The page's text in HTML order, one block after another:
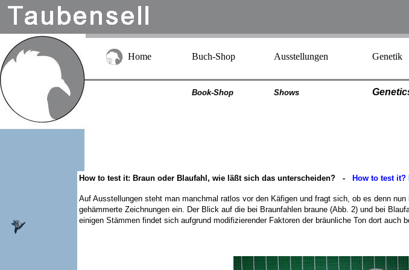
Home Buch-Shop Ausstellungen Genetik
Book-Shop Shows
How to test it: Braun oder Blaufahl, wie läßt sich das unterscheiden? - How to test
Auf Ausstellungen steht man manchmal ratlos vor den Käfigen und fragt sich, ob es denn
gehämmerte Zeichnungen ein. Der Blick auf die bei Braunfahlen braune (Abb. 2) und bei
einigen Stämmen findet sich aufgrund modifizierender Faktoren der bräunliche Ton dort auch